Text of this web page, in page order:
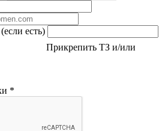
есть)
Прикрепить ТЗ и/или
*